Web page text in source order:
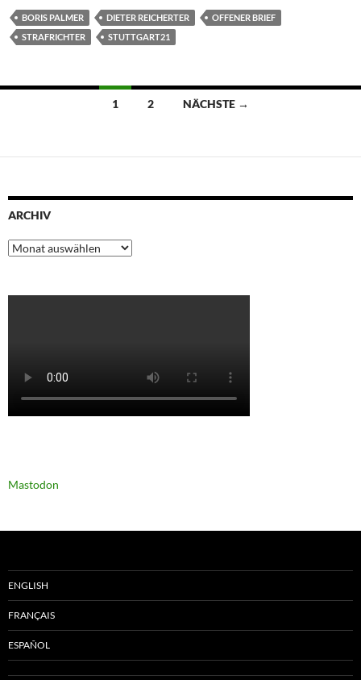
BORIS PALMER DIETER REICHERTER
OFFENER BRIEF
STRAFRICHTER
STUTTGART21
Beitragsnavigation
1 2 NÄCHSTE →
ARCHIV
Archiv
Mastodon
ENGLISH
FRANÇAIS
ESPAÑOL